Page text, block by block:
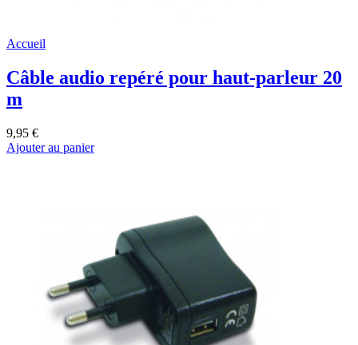
Accueil
Câble audio repéré pour haut-parleur 20
m
9,95 €
Ajouter au panier